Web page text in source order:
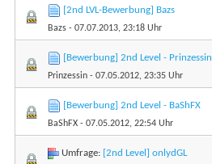
[2nd LVL-Bewerbung] Bazs
Bazs - 07.07.2013, 23:18 Uhr
[Bewerbung] 2nd Level - Prinzessin
Prinzessin - 07.05.2012, 23:35 Uhr
[Bewerbung] 2nd Level - BaShFX
BaShFX - 07.05.2012, 22:54 Uhr
Umfrage: [2nd Level] onlydGL